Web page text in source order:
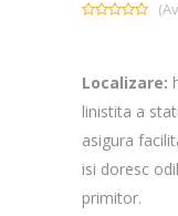
Localizare:
linistita a
asigura
isi doresc
primitor.